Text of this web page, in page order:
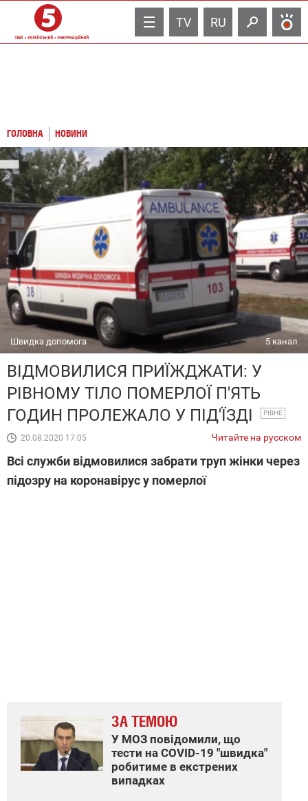
TV RU
ГОЛОВНА НОВИНИ
Швидка допомога 5 канал
ВІДМОВИЛИСЯ ПРИЇЖДЖАТИ: У
РІВНОМУ ТІЛО ПОМЕРЛОЇ П'ЯТЬ
ГОДИН ПРОЛЕЖАЛО У ПІД'ЇЗДІ
РІВНЕ
20.08.2020 17:05 Читайте на русском
Всі служби відмовилися забрати труп жінки через
підозру на коронавірус у померлої
ЗА ТЕМОЮ
У МОЗ повідомили, що
тести на COVID-19 "швидка"
робитиме в екстрених
випадках